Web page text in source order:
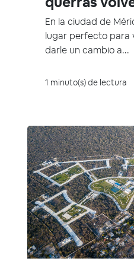
En la ciudad de
lugar perfecto para
darle un cambio a...
1 minuto(s) de lectura